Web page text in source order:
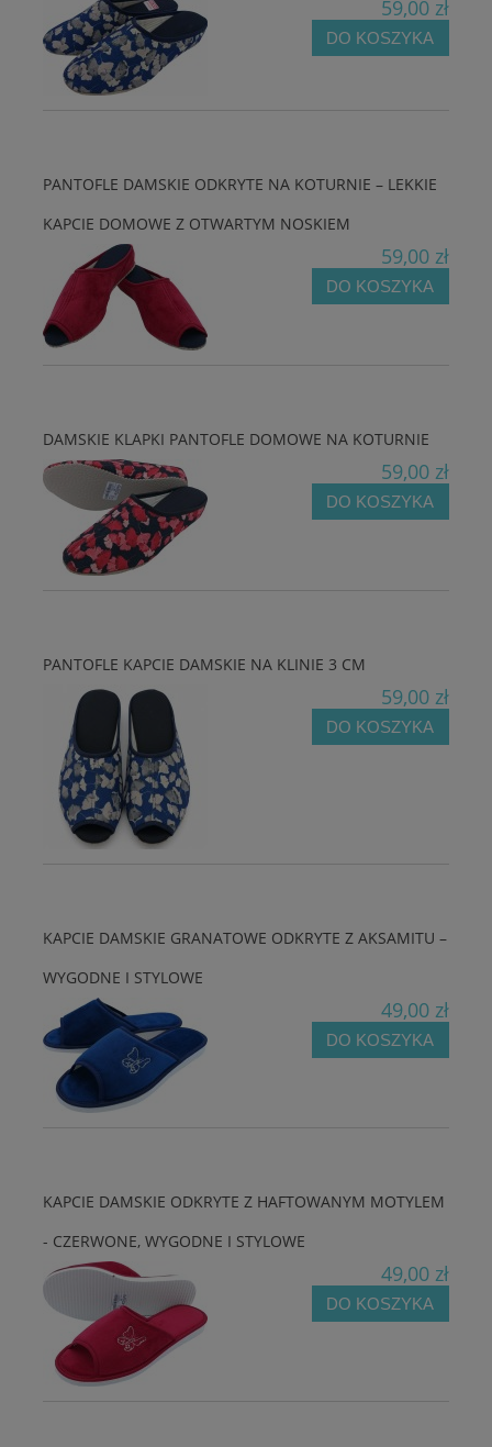
59,00 zł
DO KOSZYKA
PANTOFLE DAMSKIE ODKRYTE NA KOTURNIE – LEKKIE
KAPCIE DOMOWE Z OTWARTYM NOSKIEM
59,00 zł
DO KOSZYKA
DAMSKIE KLAPKI PANTOFLE DOMOWE NA KOTURNIE
59,00 zł
DO KOSZYKA
PANTOFLE KAPCIE DAMSKIE NA KLINIE 3 CM
59,00 zł
DO KOSZYKA
KAPCIE DAMSKIE GRANATOWE ODKRYTE Z AKSAMITU –
WYGODNE I STYLOWE
49,00 zł
DO KOSZYKA
KAPCIE DAMSKIE ODKRYTE Z HAFTOWANYM MOTYLEM
- CZERWONE, WYGODNE I STYLOWE
49,00 zł
DO KOSZYKA